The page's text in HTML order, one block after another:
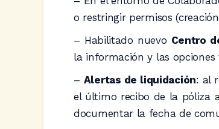
o restringir permisos
– Habilitado nuevo Centro
la información y las opciones
– Alertas de liquidación: al
el último recibo de la póliza
documentar la fecha de